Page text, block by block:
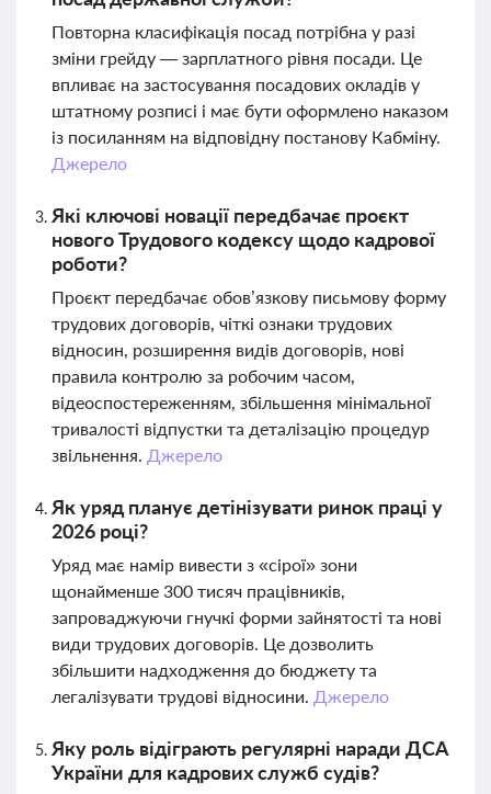
Повторна класифікація посад потрібна у разі
зміни грейду — зарплатного рівня посади. Це
впливає на застосування посадових окладів у
штатному розписі і має бути оформлено наказом
із посиланням на відповідну постанову Кабміну.
Джерело
Які ключові новації передбачає проєкт
нового Трудового кодексу щодо кадрової
роботи?
Проєкт передбачає обов’язкову письмову форму
трудових договорів, чіткі ознаки трудових
відносин, розширення видів договорів, нові
правила контролю за робочим часом,
відеоспостереженням, збільшення мінімальної
тривалості відпустки та деталізацію процедур
звільнення. Джерело
Як уряд планує детінізувати ринок праці у
2026 році?
Уряд має намір вивести з «сірої» зони
щонайменше 300 тисяч працівників,
запроваджуючи гнучкі форми зайнятості та нові
види трудових договорів. Це дозволить
збільшити надходження до бюджету та
легалізувати трудові відносини. Джерело
Яку роль відіграють регулярні наради ДСА
України для кадрових служб судів?